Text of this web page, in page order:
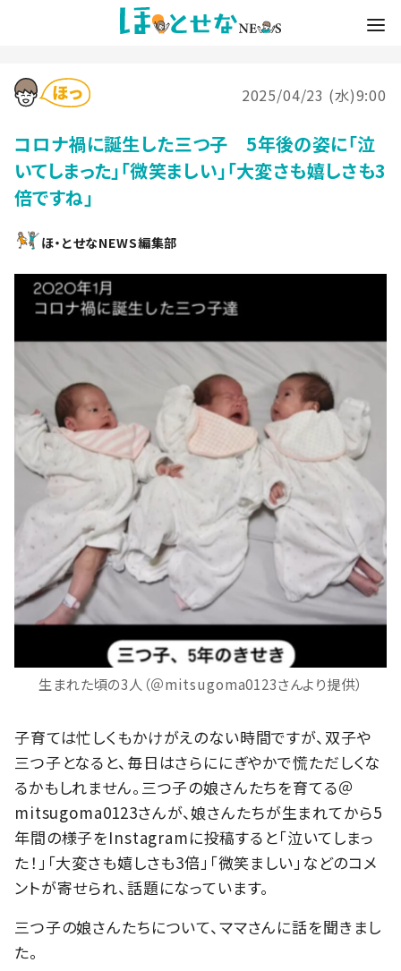
2025/04/23 (水)9:00
コロナ禍に誕生した三つ子 5年後の姿に「泣
いてしまった」「微笑ましい」「大変さも嬉しさも3
倍ですね」
ほ・とせなNEWS編集部
生まれた頃の3人（＠mitsugoma0123さんより提供）
子育ては忙しくもかけがえのない時間ですが、双子や
三つ子となると、毎日はさらににぎやかで慌ただしくな
るかもしれません。三つ子の娘さんたちを育てる＠
mitsugoma0123さんが、娘さんたちが生まれてから5
年間の様子をInstagramに投稿すると「泣いてしまっ
た！」「大変さも嬉しさも3倍」「微笑ましい」などのコメ
ントが寄せられ、話題になっています。
三つ子の娘さんたちについて、ママさんに話を聞きまし
た。